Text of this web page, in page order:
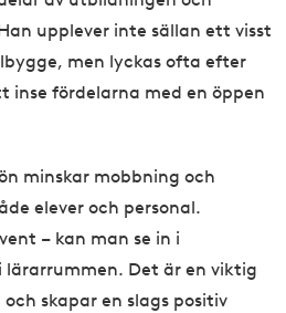
upplever inte sällan ett visst
men lyckas ofta efter
inse fördelarna med en öppen
minskar mobbning och
elever och personal.
– kan man se in i
lärarrummen. Det är en viktig
skapar en slags positiv